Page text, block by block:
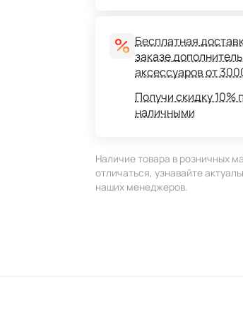
Бесплатная
заказе
аксессуаров от
Получи скидку 10%
наличными
Наличие товара в розничных
отличаться, узнавайте
наших менеджеров.